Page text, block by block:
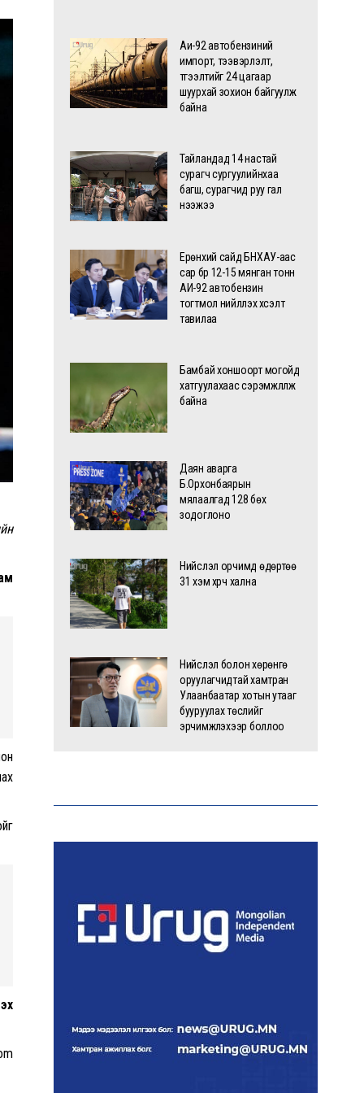
Аи-92 автобензиний
импорт, тээвэрлэлт,
түгээлтийг 24 цагаар
шуурхай зохион байгуулж
байна
Тайландад 14 настай
сурагч сургуулийнхаа
багш, сурагчид руу гал
нээжээ
Ерөнхий сайд БНХАУ-аас
сар бүр 12-15 мянган тонн
АИ-92 автобензин
тогтмол нийлүүлэх хүсэлт
тавилаа
Бамбай хоншоорт могойд
хатгуулахаас сэрэмжлүүлж
байна
Даян аварга
Б.Орхонбаярын
мялаалгад 128 бөх
зодоглоно
Нийслэл орчимд өдөртөө
31 хэм хүрч хална
Нийслэл болон хөрөнгө
оруулагчидтай хамтран
Улаанбаатар хотын утааг
бууруулах төслийг
эрчимжүүлэхээр боллоо
бүртгэл өмнөх оноос 1.3
хайрхны төрийн тахилгад
оролцлоо
хүргэлээ